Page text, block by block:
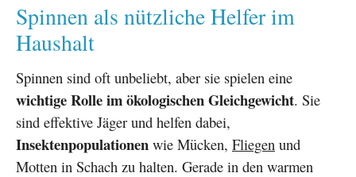
Spinnen als nützliche Helfer im
Haushalt
Spinnen sind oft unbeliebt, aber sie spielen eine
wichtige Rolle im ökologischen Gleichgewicht. Sie
sind effektive Jäger und helfen dabei,
Insektenpopulationen wie Mücken, Fliegen und
Motten in Schach zu halten. Gerade in den warmen